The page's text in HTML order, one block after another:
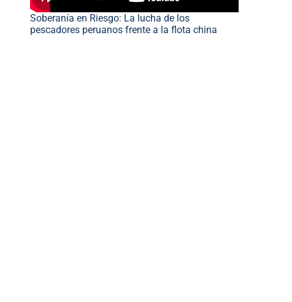
Soberanía en Riesgo: La lucha de los
pescadores peruanos frente a la flota china